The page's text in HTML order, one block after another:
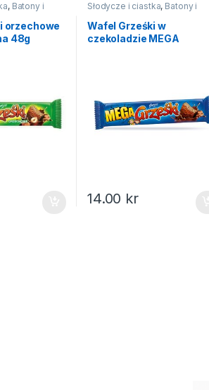
, Batony i
orzechowe
48g
Słodycze i ciastka, Batony i
wafelki
Wafel Grześki w
czekoladzie MEGA
14.00 kr